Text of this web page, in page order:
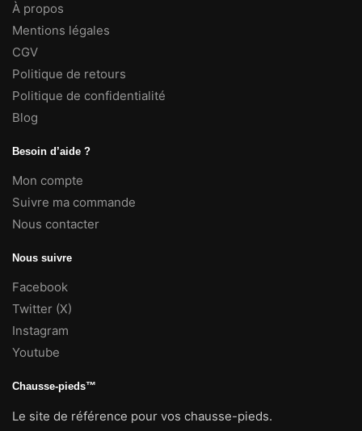
À propos
Mentions légales
CGV
Politique de retours
Politique de confidentialité
Blog
Besoin d’aide ?
Mon compte
Suivre ma commande
Nous contacter
Nous suivre
Facebook
Twitter (X)
Instagram
Youtube
Chausse-pieds™
Le site de référence pour vos chausse-pieds.